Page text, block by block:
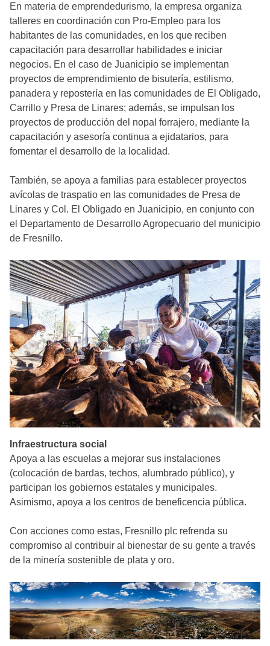
En materia de emprendedurismo, la empresa organiza
talleres en coordinación con Pro-Empleo para los
habitantes de las comunidades, en los que reciben
capacitación para desarrollar habilidades e iniciar
negocios. En el caso de Juanicipio se implementan
proyectos de emprendimiento de bisutería, estilismo,
panadera y repostería en las comunidades de El Obligado,
Carrillo y Presa de Linares; además, se impulsan los
proyectos de producción del nopal forrajero, mediante la
capacitación y asesoría continua a ejidatarios, para
fomentar el desarrollo de la localidad.
También, se apoya a familias para establecer proyectos
avícolas de traspatio en las comunidades de Presa de
Linares y Col. El Obligado en Juanicipio, en conjunto con
el Departamento de Desarrollo Agropecuario del municipio
de Fresnillo.
Infraestructura social
Apoya a las escuelas a mejorar sus instalaciones
(colocación de bardas, techos, alumbrado público), y
participan los gobiernos estatales y municipales.
Asimismo, apoya a los centros de beneficencia pública.
Con acciones como estas, Fresnillo plc refrenda su
compromiso al contribuir al bienestar de su gente a través
de la minería sostenible de plata y oro.